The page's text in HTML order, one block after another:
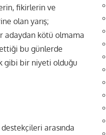
fikirlerin ve
olan yarış;
adaydan kötü olmama
bu günlerde
gibi bir niyeti olduğu
arasında